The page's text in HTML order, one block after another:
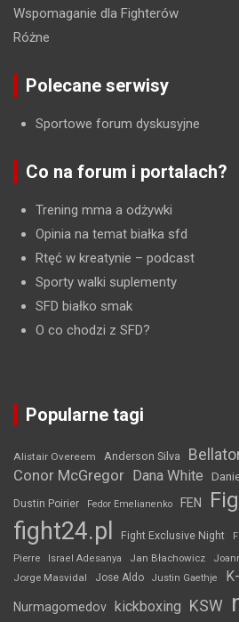
Wspomaganie dla Fighterów
Różne
Polecane serwisy
Sportowe forum dyskusyjne
Co na forum i portalach?
Trening mma a odżywki
Opinia na temat białka sfd
Rtęć w kreatynie – podcast
Sporty walki suplementy
SFD białko smak
O co chodzi z SFD?
Popularne tagi
Alistair Overeem Anderson Silva
Conor McGregor Dana White
Dustin Poirier Fedor Emelianenko FEN
fight24.pl Fight Exclusive Night
Pierre
Israel Adesanya Jan Błachowicz
Jorge Masvidal Jose Aldo Justin Gaethje
Nurmagomedov kickboxing KSW